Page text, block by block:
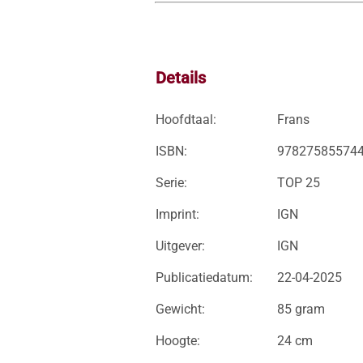
Details
Hoofdtaal: Frans
ISBN:
Serie: TOP 25
Imprint: IGN
Uitgever: IGN
Publicatiedatum: 22-04-2025
Gewicht: 85 gram
Hoogte: 24 cm